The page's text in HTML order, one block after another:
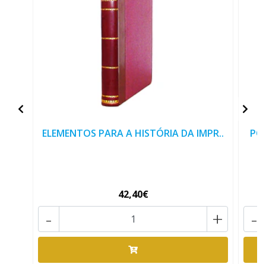
ELEMENTOS PARA A HISTÓRIA DA IMPR..
42,40€
+
- -